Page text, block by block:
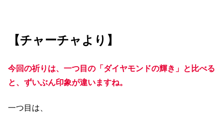
【チャーチャより】
今回の祈りは、一つ目の「ダイヤモンドの輝き」と比べる
と、ずいぶん印象が違いますね。
一つ目は、